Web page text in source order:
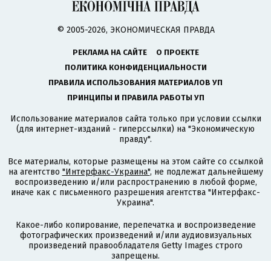
© 2005-2026, ЭКОНОМИЧЕСКАЯ ПРАВДА
РЕКЛАМА НА САЙТЕ
О ПРОЕКТЕ
ПОЛИТИКА КОНФИДЕНЦИАЛЬНОСТИ
ПРАВИЛА ИСПОЛЬЗОВАНИЯ МАТЕРИАЛОВ УП
ПРИНЦИПЫ И ПРАВИЛА РАБОТЫ УП
Использование материалов сайта только при условии ссылки
(для интернет-изданий - гиперссылки) на "Экономическую
правду".
Все материалы, которые размещены на этом сайте со ссылкой
на агентство "Интерфакс-Украина", не подлежат дальнейшему
воспроизведению и/или распространению в любой форме,
иначе как с письменного разрешения агентства "Интерфакс-
Украина".
Какое-либо копирование, перепечатка и воспроизведение
фотографических произведений и/или аудиовизуальных
произведений правообладателя Getty Images строго
запрещены.